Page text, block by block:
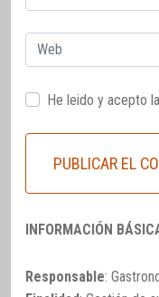
electrónico
Web
He leido y acepto la
INFORMACIÓN
Responsable: